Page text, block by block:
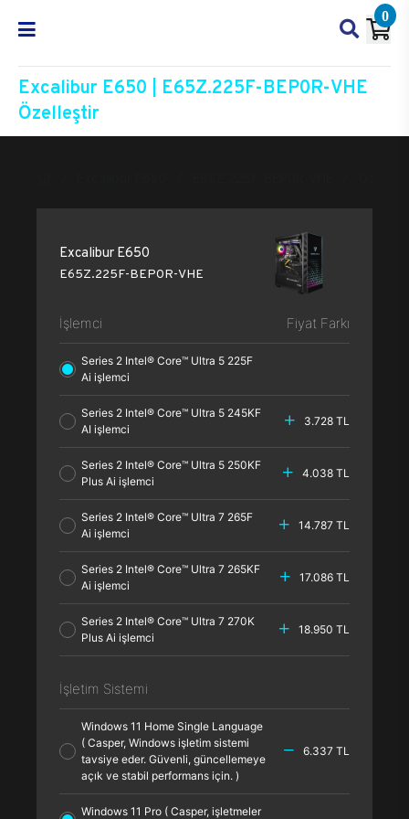
0
Excalibur E650 | E65Z.225F-BEP0R-VHE
Özelleştir
Excalibur E650
E65Z.225F-BEP0R-VHE
İşlemci Fiyat Farkı
Series 2 Intel® Core™ Ultra 5 225F
Ai işlemci
Series 2 Intel® Core™ Ultra 5 245KF
AI işlemci
3.728 TL
Series 2 Intel® Core™ Ultra 5 250KF
Plus Ai işlemci
4.038 TL
Series 2 Intel® Core™ Ultra 7 265F
Ai işlemci
14.787 TL
Series 2 Intel® Core™ Ultra 7 265KF
Ai işlemci
17.086 TL
Series 2 Intel® Core™ Ultra 7 270K
Plus Ai işlemci
18.950 TL
İşletim Sistemi
Windows 11 Home Single Language
( Casper, Windows işletim sistemi
tavsiye eder. Güvenli, güncellemeye
açık ve stabil performans için. )
6.337 TL
Windows 11 Pro ( Casper, işletmeler